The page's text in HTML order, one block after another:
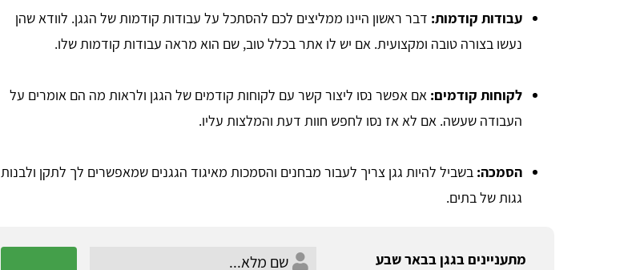
עבודות קודמות: דבר ראשון היינו ממליצים לכם להסתכל על עבודות קודמות של הגגן. לוודא שהן
נעשו בצורה טובה ומקצועית. אם יש לו אתר בכלל טוב, שם הוא מראה עבודות קודמות שלו.
לקוחות קודמים: אם אפשר נסו ליצור קשר עם לקוחות קודמים של הגגן ולראות מה הם אומרים על
העבודה שעשה. אם לא אז נסו לחפש חוות דעת והמלצות עליו.
הסמכה: בשביל להיות גגן צריך לעבור מבחנים והסמכות מאיגוד הגגנים שמאפשרים לך לתקן ולבנות
גגות של בתים.
מתעניינים בגגן בבאר שבע